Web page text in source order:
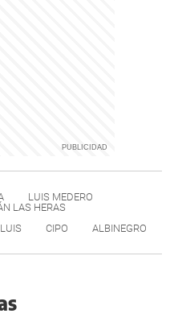
LUIS MEDERO
LAS HERAS
CIPO ALBINEGRO